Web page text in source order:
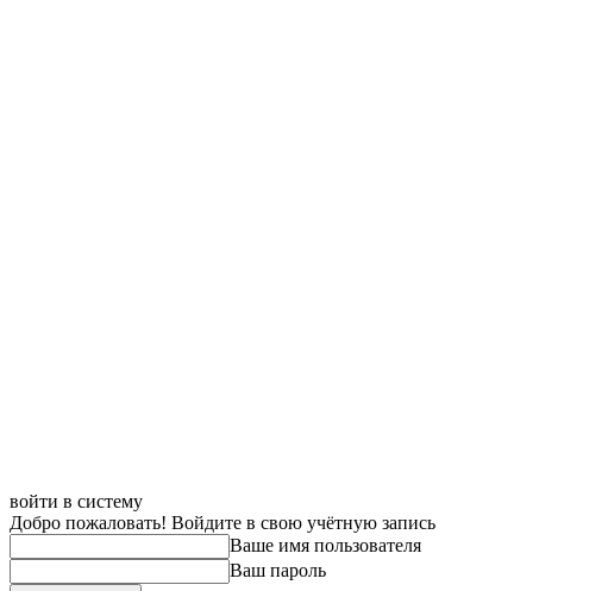
войти в систему
Добро пожаловать! Войдите в свою учётную запись
Ваше имя пользователя
Ваш пароль